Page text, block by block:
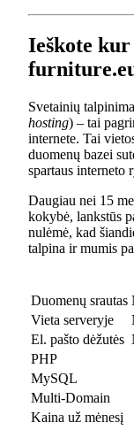
Ieškote
Svetainių
hosting) – tai
internete. Tai
duomenų bazei
spartaus interneto
Daugiau nei 15
kokybė, lankstūs
nulėmė, kad
talpina ir mumis
Duomenų srautas
Vieta serveryje
El. pašto dėžutės
PHP
MySQL
Multi-Domain
Kaina už mėnesį